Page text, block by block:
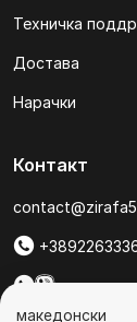
Техничка
Достава
Нарачки
Контакт
македонски